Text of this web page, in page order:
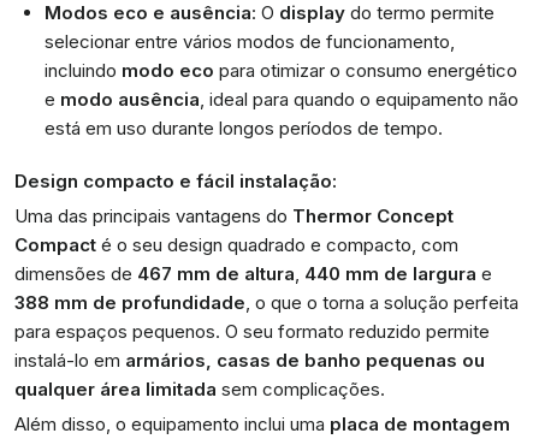
Modos eco e ausência: O display do termo permite
selecionar entre vários modos de funcionamento,
incluindo modo eco para otimizar o consumo energético
e modo ausência, ideal para quando o equipamento não
está em uso durante longos períodos de tempo.
Design compacto e fácil instalação:
Uma das principais vantagens do Thermor Concept
Compact é o seu design quadrado e compacto, com
dimensões de 467 mm de altura, 440 mm de largura e
388 mm de profundidade, o que o torna a solução perfeita
para espaços pequenos. O seu formato reduzido permite
instalá-lo em armários, casas de banho pequenas ou
qualquer área limitada sem complicações.
Além disso, o equipamento inclui uma placa de montagem